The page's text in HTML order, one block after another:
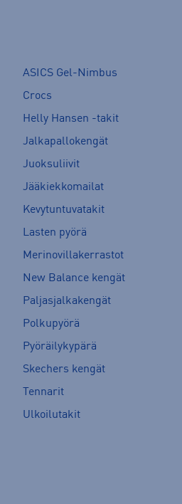
ASICS Gel-Nimbus
Crocs
Helly Hansen -takit
Jalkapallokengät
Juoksuliivit
Jääkiekkomailat
Kevytuntuvatakit
Lasten pyörä
Merinovillakerrastot
New Balance kengät
Paljasjalkakengät
Polkupyörä
Pyöräilykypärä
Skechers kengät
Tennarit
Ulkoilutakit